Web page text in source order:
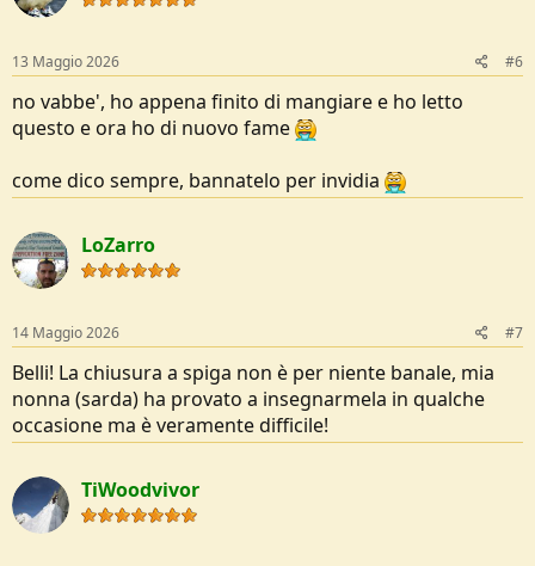
13 Maggio 2026 #6
no vabbe', ho appena finito di mangiare e ho letto
questo e ora ho di nuovo fame
come dico sempre, bannatelo per invidia
LoZarro
14 Maggio 2026 #7
Belli! La chiusura a spiga non è per niente banale, mia
nonna (sarda) ha provato a insegnarmela in qualche
occasione ma è veramente difficile!
TiWoodvivor